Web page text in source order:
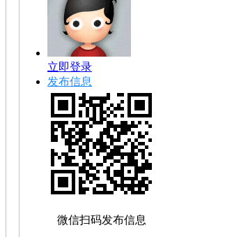
立即登录
发布信息
微信扫码发布信息